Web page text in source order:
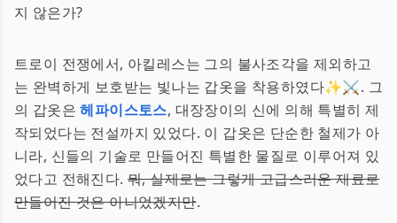
지 않은가?
트로이 전쟁에서, 아킬레스는 그의 불사조각을 제외하고
는 완벽하게 보호받는 빛나는 갑옷을 착용하였다✨⚔️. 그
의 갑옷은헤파이스토스, 대장장이의 신에 의해 특별히 제
작되었다는 전설까지 있었다. 이 갑옷은 단순한 철제가 아
니라, 신들의 기술로 만들어진 특별한 물질로 이루어져 있
었다고 전해진다. 뭐, 실제로는 그렇게 고급스러운 재료로
만들어진 것은 아니었겠지만.